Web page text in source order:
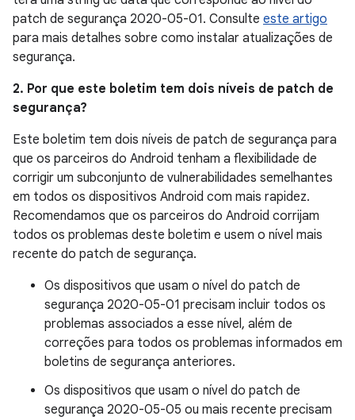
patch de segurança 2020-05-01. Consulte este artigo
para mais detalhes sobre como instalar atualizações de
segurança.
2. Por que este boletim tem dois níveis de patch de
segurança?
Este boletim tem dois níveis de patch de segurança para
que os parceiros do Android tenham a flexibilidade de
corrigir um subconjunto de vulnerabilidades semelhantes
em todos os dispositivos Android com mais rapidez.
Recomendamos que os parceiros do Android corrijam
todos os problemas deste boletim e usem o nível mais
recente do patch de segurança.
Os dispositivos que usam o nível do patch de
segurança 2020-05-01 precisam incluir todos os
problemas associados a esse nível, além de
correções para todos os problemas informados em
boletins de segurança anteriores.
Os dispositivos que usam o nível do patch de
segurança 2020-05-05 ou mais recente precisam